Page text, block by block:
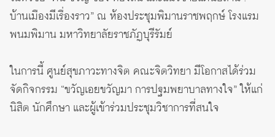
บ้านเมืองมีเรื่องราว” ณ ห้องประชุมพิมานราชพฤกษ์ โรงแรม
พนมพิมาน มหาวิทยาลัยราชภัฏบุรีรัมย์
ในการนี้ ศูนย์สุขภาวะทางจิต คณะจิตวิทยา มีโอกาสได้ร่วม
จัดกิจกรรม “ขวัญเอยขวัญมา การปฐมพยาบาลทางใจ” ให้แก่
นิสิต นักศึกษา และผู้เข้าร่วมประชุมวิชาการที่สนใจ